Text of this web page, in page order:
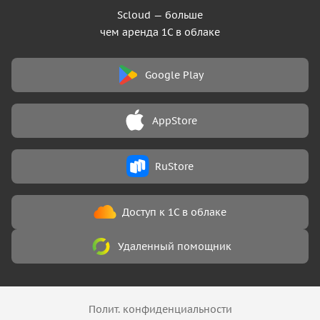
Scloud — больше
чем аренда 1С в облаке
Доступ к 1С в облаке
Удаленный помощник
Google Play
AppStore
RuStore
Полит. конфиденциальности